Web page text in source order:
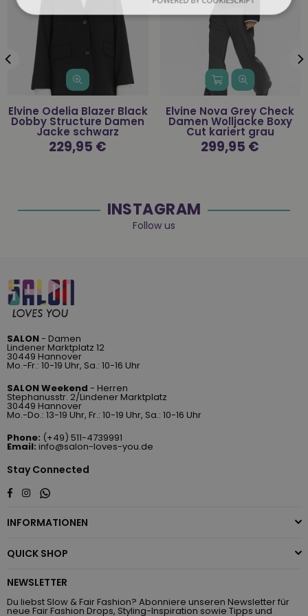
Elvine Odelia Blazer Black
Dobby Structure Damen
Jacke schwarz
Normaler
Preis
229,95 €
Elvine Nova Grey Check
Damen Wolljacke Boxy
Cut kariert grau
Normaler
Preis
299,95 €
INSTAGRAM
Follow us
SALON- Damen
Lindener Marktplatz 12
30449 Hannover
Mo.-Fr.: 10-19 Uhr, Sa.: 10-16 Uhr
SALON Weekend - Herren
Stephanusstr. 2/Lindener Marktplatz
30449 Hannover
Mo.-Do.: 13-19 Uhr, Fr.: 10-19 Uhr, Sa.: 10-16 Uhr
Phone: (+49) 511-4739991
Email: info@salon-loves-you.de
Stay Connected
Facebook
InstagramWhatsapp
INFORMATIONEN
QUICK SHOP
NEWSLETTER
Du liebst Slow & Fair Fashion? Abonniere unseren Newsletter für
neue Fair Fashion Drops, Styling-Inspiration sowie Tipps und